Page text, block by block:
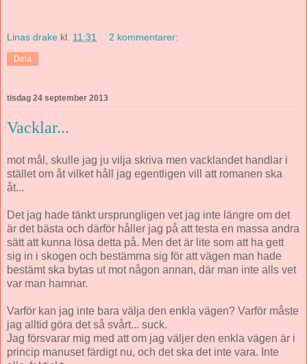
Linas drake kl. 11:31 2 kommentarer:
Dela
tisdag 24 september 2013
Vacklar...
mot mål, skulle jag ju vilja skriva men vacklandet handlar i
stället om åt vilket håll jag egentligen vill att romanen ska
åt...
Det jag hade tänkt ursprungligen vet jag inte längre om det
är det bästa och därför håller jag på att testa en massa andra
sätt att kunna lösa detta på. Men det är lite som att ha gett
sig in i skogen och bestämma sig för att vägen man hade
bestämt ska bytas ut mot någon annan, där man inte alls vet
var man hamnar.
Varför kan jag inte bara välja den enkla vägen? Varför måste
jag alltid göra det så svårt... suck.
Jag försvarar mig med att om jag väljer den enkla vägen är i
princip manuset färdigt nu, och det ska det inte vara. Inte